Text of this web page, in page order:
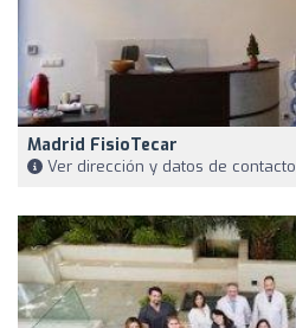
Madrid FisioTecar
Ver dirección y datos de contacto